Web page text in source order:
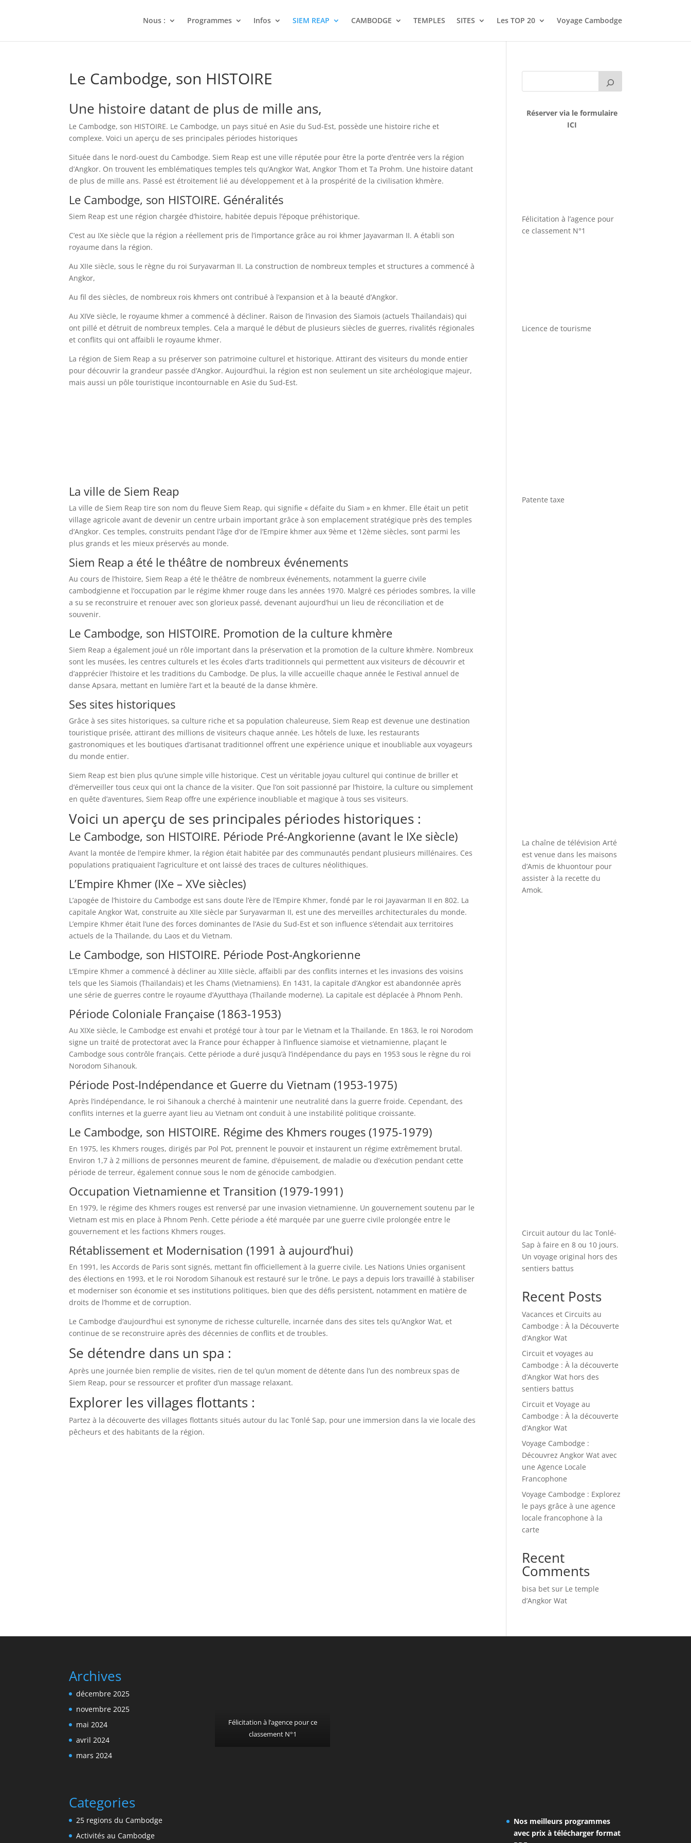
Nous : Programmes Infos SIEM REAP CAMBODGE TEMPLES SITES Les TOP 20 Voyage Cambodge
Le Cambodge, son HISTOIRE
Une histoire datant de plus de mille ans,
Le Cambodge, son HISTOIRE. Le Cambodge, un pays situé en Asie du Sud-Est, possède une histoire riche et
complexe. Voici un aperçu de ses principales périodes historiques
Située dans le nord-ouest du Cambodge. Siem Reap est une ville réputée pour être la porte d’entrée vers la région
d’Angkor. On trouvent les emblématiques temples tels qu’Angkor Wat, Angkor Thom et Ta Prohm. Une histoire datant
de plus de mille ans. Passé est étroitement lié au développement et à la prospérité de la civilisation khmère.
Le Cambodge, son HISTOIRE. Généralités
Siem Reap est une région chargée d’histoire, habitée depuis l’époque préhistorique.
C’est au IXe siècle que la région a réellement pris de l’importance grâce au roi khmer Jayavarman II. A établi son
royaume dans la région.
Au XIIe siècle, sous le règne du roi Suryavarman II. La construction de nombreux temples et structures a commencé à
Angkor,
Au fil des siècles, de nombreux rois khmers ont contribué à l’expansion et à la beauté d’Angkor.
Au XIVe siècle, le royaume khmer a commencé à décliner. Raison de l’invasion des Siamois (actuels Thaïlandais) qui
ont pillé et détruit de nombreux temples. Cela a marqué le début de plusieurs siècles de guerres, rivalités régionales
et conflits qui ont affaibli le royaume khmer.
La région de Siem Reap a su préserver son patrimoine culturel et historique. Attirant des visiteurs du monde entier
pour découvrir la grandeur passée d’Angkor. Aujourd’hui, la région est non seulement un site archéologique majeur,
mais aussi un pôle touristique incontournable en Asie du Sud-Est.
La ville de Siem Reap
La ville de Siem Reap tire son nom du fleuve Siem Reap, qui signifie « défaite du Siam » en khmer. Elle était un petit
village agricole avant de devenir un centre urbain important grâce à son emplacement stratégique près des temples
d’Angkor. Ces temples, construits pendant l’âge d’or de l’Empire khmer aux 9ème et 12ème siècles, sont parmi les
plus grands et les mieux préservés au monde.
Siem Reap a été le théâtre de nombreux événements
Au cours de l’histoire, Siem Reap a été le théâtre de nombreux événements, notamment la guerre civile
cambodgienne et l’occupation par le régime khmer rouge dans les années 1970. Malgré ces périodes sombres, la ville
a su se reconstruire et renouer avec son glorieux passé, devenant aujourd’hui un lieu de réconciliation et de
souvenir.
Le Cambodge, son HISTOIRE. Promotion de la culture khmère
Siem Reap a également joué un rôle important dans la préservation et la promotion de la culture khmère. Nombreux
sont les musées, les centres culturels et les écoles d’arts traditionnels qui permettent aux visiteurs de découvrir et
d’apprécier l’histoire et les traditions du Cambodge. De plus, la ville accueille chaque année le Festival annuel de
danse Apsara, mettant en lumière l’art et la beauté de la danse khmère.
Ses sites historiques
Grâce à ses sites historiques, sa culture riche et sa population chaleureuse, Siem Reap est devenue une destination
touristique prisée, attirant des millions de visiteurs chaque année. Les hôtels de luxe, les restaurants
gastronomiques et les boutiques d’artisanat traditionnel offrent une expérience unique et inoubliable aux voyageurs
du monde entier.
Siem Reap est bien plus qu’une simple ville historique. C’est un véritable joyau culturel qui continue de briller et
d’émerveiller tous ceux qui ont la chance de la visiter. Que l’on soit passionné par l’histoire, la culture ou simplement
en quête d’aventures, Siem Reap offre une expérience inoubliable et magique à tous ses visiteurs.
Voici un aperçu de ses principales périodes historiques :
Le Cambodge, son HISTOIRE. Période Pré-Angkorienne (avant le IXe siècle)
Avant la montée de l’empire khmer, la région était habitée par des communautés pendant plusieurs millénaires. Ces
populations pratiquaient l’agriculture et ont laissé des traces de cultures néolithiques.
L’Empire Khmer (IXe – XVe siècles)
L’apogée de l’histoire du Cambodge est sans doute l’ère de l’Empire Khmer, fondé par le roi Jayavarman II en 802. La
capitale Angkor Wat, construite au XIIe siècle par Suryavarman II, est une des merveilles architecturales du monde.
L’empire Khmer était l’une des forces dominantes de l’Asie du Sud-Est et son influence s’étendait aux territoires
actuels de la Thaïlande, du Laos et du Vietnam.
Le Cambodge, son HISTOIRE. Période Post-Angkorienne
L’Empire Khmer a commencé à décliner au XIIIe siècle, affaibli par des conflits internes et les invasions des voisins
tels que les Siamois (Thaïlandais) et les Chams (Vietnamiens). En 1431, la capitale d’Angkor est abandonnée après
une série de guerres contre le royaume d’Ayutthaya (Thaïlande moderne). La capitale est déplacée à Phnom Penh.
Période Coloniale Française (1863-1953)
Au XIXe siècle, le Cambodge est envahi et protégé tour à tour par le Vietnam et la Thaïlande. En 1863, le roi Norodom
signe un traité de protectorat avec la France pour échapper à l’influence siamoise et vietnamienne, plaçant le
Cambodge sous contrôle français. Cette période a duré jusqu’à l’indépendance du pays en 1953 sous le règne du roi
Norodom Sihanouk.
Période Post-Indépendance et Guerre du Vietnam (1953-1975)
Après l’indépendance, le roi Sihanouk a cherché à maintenir une neutralité dans la guerre froide. Cependant, des
conflits internes et la guerre ayant lieu au Vietnam ont conduit à une instabilité politique croissante.
Le Cambodge, son HISTOIRE. Régime des Khmers rouges (1975-1979)
En 1975, les Khmers rouges, dirigés par Pol Pot, prennent le pouvoir et instaurent un régime extrêmement brutal.
Environ 1,7 à 2 millions de personnes meurent de famine, d’épuisement, de maladie ou d’exécution pendant cette
période de terreur, également connue sous le nom de génocide cambodgien.
Occupation Vietnamienne et Transition (1979-1991)
En 1979, le régime des Khmers rouges est renversé par une invasion vietnamienne. Un gouvernement soutenu par le
Vietnam est mis en place à Phnom Penh. Cette période a été marquée par une guerre civile prolongée entre le
gouvernement et les factions Khmers rouges.
Rétablissement et Modernisation (1991 à aujourd’hui)
En 1991, les Accords de Paris sont signés, mettant fin officiellement à la guerre civile. Les Nations Unies organisent
des élections en 1993, et le roi Norodom Sihanouk est restauré sur le trône. Le pays a depuis lors travaillé à stabiliser
et moderniser son économie et ses institutions politiques, bien que des défis persistent, notamment en matière de
droits de l’homme et de corruption.
Le Cambodge d’aujourd’hui est synonyme de richesse culturelle, incarnée dans des sites tels qu’Angkor Wat, et
continue de se reconstruire après des décennies de conflits et de troubles.
Se détendre dans un spa :
Après une journée bien remplie de visites, rien de tel qu’un moment de détente dans l’un des nombreux spas de
Siem Reap, pour se ressourcer et profiter d’un massage relaxant.
Explorer les villages flottants :
Partez à la découverte des villages flottants situés autour du lac Tonlé Sap, pour une immersion dans la vie locale des
pêcheurs et des habitants de la région.
Réserver via le formulaire
ICI
Félicitation à l’agence pour
ce classement N°1
Licence de tourisme
Patente taxe
La chaîne de télévision Arté
est venue dans les maisons
d’Amis de khuontour pour
assister à la recette du
Amok.
Circuit autour du lac Tonlé-
Sap à faire en 8 ou 10 jours.
Un voyage original hors des
sentiers battus
Recent Posts
Vacances et Circuits au
Cambodge : À la Découverte
d’Angkor Wat
Circuit et voyages au
Cambodge : À la découverte
d’Angkor Wat hors des
sentiers battus
Circuit et Voyage au
Cambodge : À la découverte
d’Angkor Wat
Voyage Cambodge :
Découvrez Angkor Wat avec
une Agence Locale
Francophone
Voyage Cambodge : Explorez
le pays grâce à une agence
locale francophone à la
carte
Recent
Comments
bisa bet sur Le temple
d’Angkor Wat
Archives
décembre 2025
novembre 2025
mai 2024
avril 2024
mars 2024
Categories
25 regions du Cambodge
Activités au Cambodge
Félicitation à l’agence pour ce
classement N°1
Nos meilleurs programmes
avec prix à télécharger format